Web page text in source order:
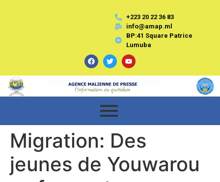
+223 20 22 36 83
info@amap.ml
BP:41 Square Patrice
Lumuba
Migration: Des
jeunes de Youwarou